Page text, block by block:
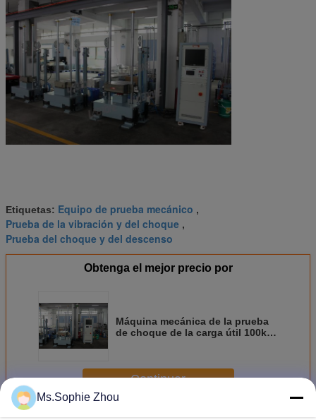
Etiquetas: Equipo de prueba mecánico ,
Prueba de la vibración y del choque ,
Prueba del choque y del descenso
Obtenga el mejor precio por
Máquina mecánica de la prueba
de choque de la carga útil 100kg
Continuar
Ms.Sophie Zhou